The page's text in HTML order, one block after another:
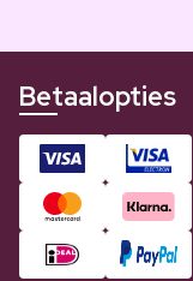
Betaalopties